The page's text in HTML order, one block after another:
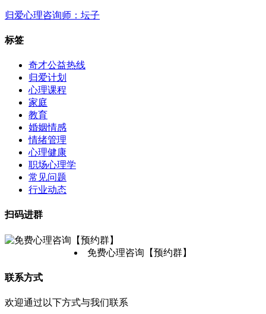
归爱心理咨询师：坛子
标签
奇才公益热线
归爱计划
心理课程
家庭
教育
婚姻情感
情绪管理
心理健康
职场心理学
常见问题
行业动态
扫码进群
免费心理咨询【预约群】
联系方式
欢迎通过以下方式与我们联系